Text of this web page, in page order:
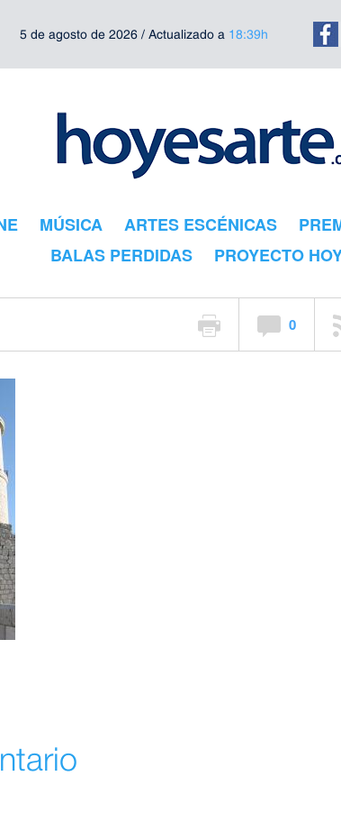
5 de agosto de 2026 / Actualizado a 18:39h
MÚSICA ARTES ESCÉNICAS
BALAS PERDIDAS
PROYECTO
0